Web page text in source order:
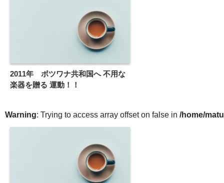
2011年 ボツワナ共和国へ 不用な
楽器を贈る 運動！！
Warning: Trying to access array offset on false in /home/